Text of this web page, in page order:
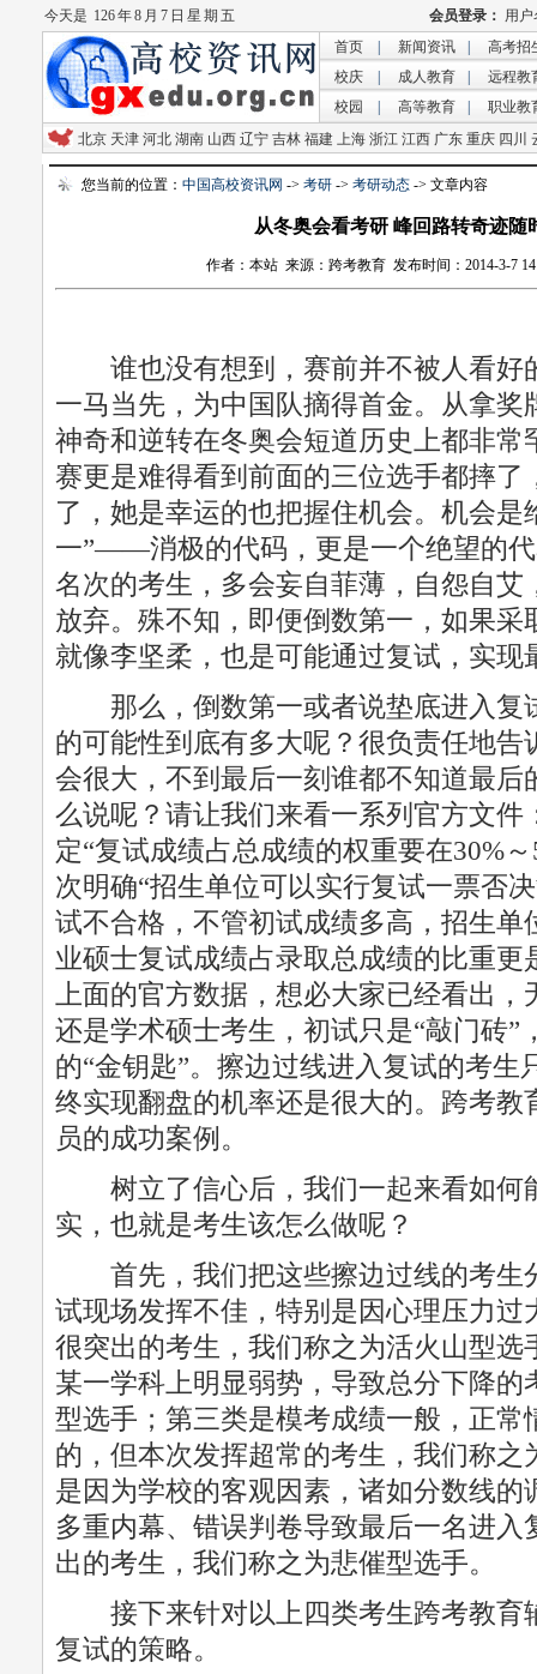
今天是 126 年 8 月 7 日 星 期 五
首页
新闻资讯
高考招
校庆
成人教育
远程教
校园
高等教育
职业教
北京 天津 河北 湖南 山西 辽宁 吉林 福建 上海 浙江 江西 广东 重庆 四川
您当前的位置： 中国高校资讯网 -> 考研 -> 考研动态 -> 文章内容
从冬奥会看考研 峰回路转奇迹随
作者：本站 来源：跨考教育 发布时间：2014-3-7
谁也没有想到，赛前并不被人看好
一马当先，为中国队摘得首金。从拿奖
神奇和逆转在冬奥会短道历史上都非常
赛更是难得看到前面的三位选手都摔了
了，她是幸运的也把握住机会。机会是
一”——消极的代码，更是一个绝望的
名次的考生，多会妄自菲薄，自怨自艾
放弃。殊不知，即便倒数第一，如果采
就像李坚柔，也是可能通过复试，实现
那么，倒数第一或者说垫底进入复
的可能性到底有多大呢？很负责任地告
会很大，不到最后一刻谁都不知道最后
么说呢？请让我们来看一系列官方文件
定“复试成绩占总成绩的权重要在30%
次明确“招生单位可以实行复试一票否
试不合格，不管初试成绩多高，招生单
业硕士复试成绩占录取总成绩的比重更
上面的官方数据，想必大家已经看出，
还是学术硕士考生，初试只是“敲门砖”
的“金钥匙”。擦边过线进入复试的考生
终实现翻盘的机率还是很大的。跨考教
员的成功案例。
树立了信心后，我们一起来看如何
实，也就是考生该怎么做呢？
首先，我们把这些擦边过线的考生
试现场发挥不佳，特别是因心理压力过
很突出的考生，我们称之为活火山型选
某一学科上明显弱势，导致总分下降的
型选手；第三类是模考成绩一般，正常
的，但本次发挥超常的考生，我们称之
是因为学校的客观因素，诸如分数线的
多重内幕、错误判卷导致最后一名进入
出的考生，我们称之为悲催型选手。
接下来针对以上四类考生跨考教育
复试的策略。